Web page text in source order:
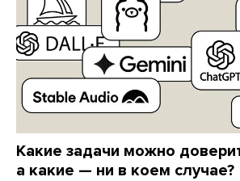
Какие задачи можно
а какие — ни в коем случае?